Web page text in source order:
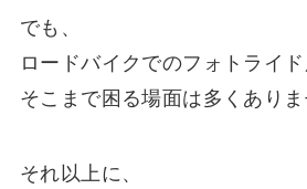
でも、
ロードバイクでのフォトライド
そこまで困る場面は多くありま
それ以上に、